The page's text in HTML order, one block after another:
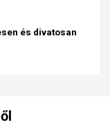
és divatosan